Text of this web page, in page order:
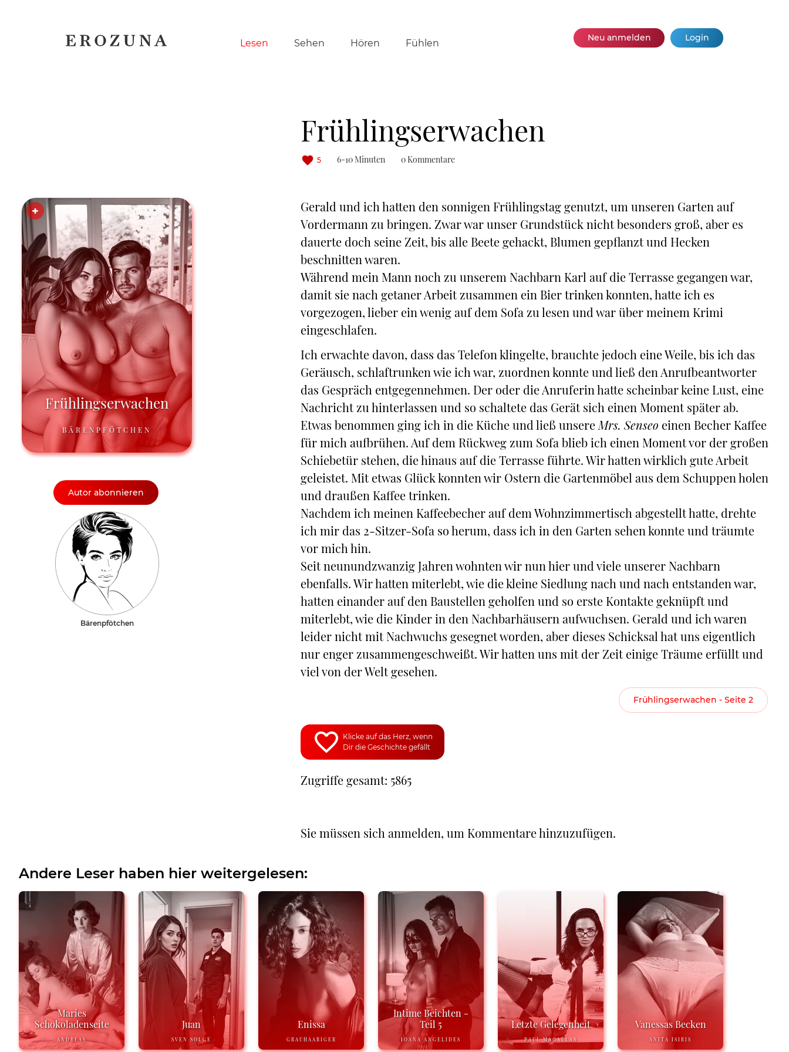
Navigation
Lesen Sehen Hören Fühlen Neu anmelden Login
Frühlingserwachen
5 6-10 Minuten 0 Kommentare
Frühlingserwachen
BÄRENPFÖTCHEN
Autor abonnieren
Bärenpfötchen
Gerald und ich hatten den sonnigen Frühlingstag genutzt, um unseren Garten auf
Vordermann zu bringen. Zwar war unser Grundstück nicht besonders groß, aber es
dauerte doch seine Zeit, bis alle Beete gehackt, Blumen gepflanzt und Hecken
beschnitten waren.
Während mein Mann noch zu unserem Nachbarn Karl auf die Terrasse gegangen war,
damit sie nach getaner Arbeit zusammen ein Bier trinken konnten, hatte ich es
vorgezogen, lieber ein wenig auf dem Sofa zu lesen und war über meinem Krimi
eingeschlafen.
Ich erwachte davon, dass das Telefon klingelte, brauchte jedoch eine Weile, bis ich das
Geräusch, schlaftrunken wie ich war, zuordnen konnte und ließ den Anrufbeantworter
das Gespräch entgegennehmen. Der oder die Anruferin hatte scheinbar keine Lust, eine
Nachricht zu hinterlassen und so schaltete das Gerät sich einen Moment später ab.
Etwas benommen ging ich in die Küche und ließ unsere Mrs. Senseo einen Becher Kaffee
für mich aufbrühen. Auf dem Rückweg zum Sofa blieb ich einen Moment vor der großen
Schiebetür stehen, die hinaus auf die Terrasse führte. Wir hatten wirklich gute Arbeit
geleistet. Mit etwas Glück konnten wir Ostern die Gartenmöbel aus dem Schuppen holen
und draußen Kaffee trinken.
Nachdem ich meinen Kaffeebecher auf dem Wohnzimmertisch abgestellt hatte, drehte
ich mir das 2-Sitzer-Sofa so herum, dass ich in den Garten sehen konnte und träumte
vor mich hin.
Seit neunundzwanzig Jahren wohnten wir nun hier und viele unserer Nachbarn
ebenfalls. Wir hatten miterlebt, wie die kleine Siedlung nach und nach entstanden war,
hatten einander auf den Baustellen geholfen und so erste Kontakte geknüpft und
miterlebt, wie die Kinder in den Nachbarhäusern aufwuchsen. Gerald und ich waren
leider nicht mit Nachwuchs gesegnet worden, aber dieses Schicksal hat uns eigentlich
nur enger zusammengeschweißt. Wir hatten uns mit der Zeit einige Träume erfüllt und
viel von der Welt gesehen.
Frühlingserwachen - Seite 2
Klicke auf das Herz, wenn
Dir die Geschichte gefällt
Zugriffe gesamt: 5865
Sie müssen sich anmelden, um Kommentare hinzuzufügen.
Andere Leser haben hier weitergelesen:
Maries
Schokoladenseite
ANDREAS
Juan
SVEN SOLGE
Enissa
GRAUHAARIGER
Intime Beichten -
Teil 5
JOANA ANGELIDES
Letzte Gelegenheit
PAUL MAGALLAS
Vanessas Becken
ANITA ISIRIS